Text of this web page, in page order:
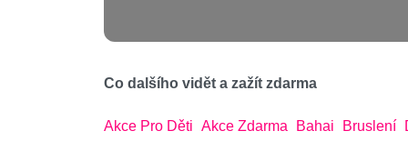
Co dalšího vidět a zažít zdarma
Akce Pro Děti Akce Zdarma Bahai Bruslení